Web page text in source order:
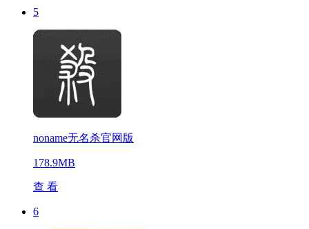
5
noname无名杀官网版
178.9MB
查 看
6